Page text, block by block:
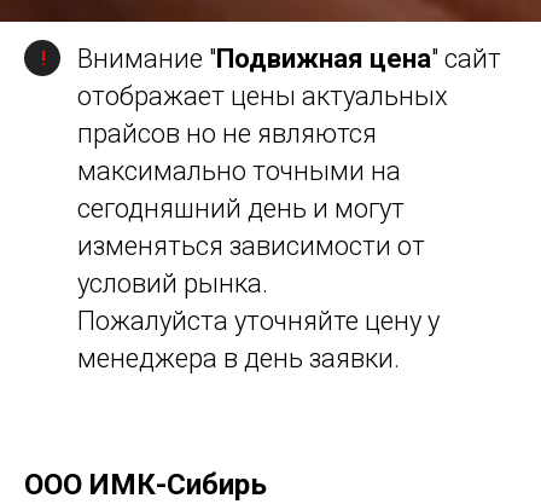
! Внимание " Подвижная цена" сайт
отображает цены актуальных
прайсов но не являются
максимально точными на
сегодняшний день и могут
изменяться зависимости от
условий рынка.
Пожалуйста уточняйте цену у
менеджера в день заявки.
ООО ИМК-Сибирь